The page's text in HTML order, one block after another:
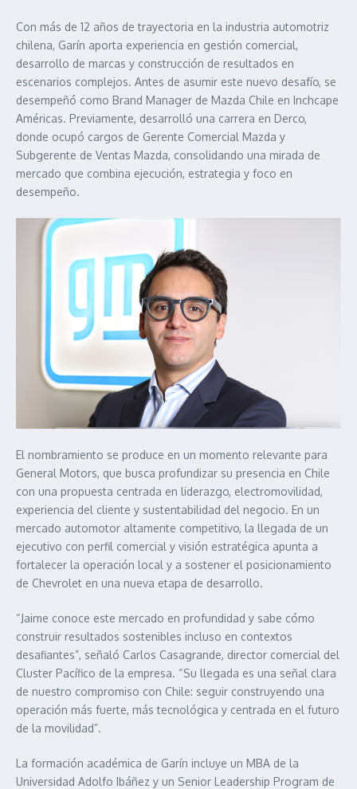
Con más de 12 años de trayectoria en la industria automotriz
chilena, Garín aporta experiencia en gestión comercial,
desarrollo de marcas y construcción de resultados en
escenarios complejos. Antes de asumir este nuevo desafío, se
desempeñó como Brand Manager de Mazda Chile en Inchcape
Américas. Previamente, desarrolló una carrera en Derco,
donde ocupó cargos de Gerente Comercial Mazda y
Subgerente de Ventas Mazda, consolidando una mirada de
mercado que combina ejecución, estrategia y foco en
desempeño.
El nombramiento se produce en un momento relevante para
General Motors, que busca profundizar su presencia en Chile
con una propuesta centrada en liderazgo, electromovilidad,
experiencia del cliente y sustentabilidad del negocio. En un
mercado automotor altamente competitivo, la llegada de un
ejecutivo con perfil comercial y visión estratégica apunta a
fortalecer la operación local y a sostener el posicionamiento
de Chevrolet en una nueva etapa de desarrollo.
“Jaime conoce este mercado en profundidad y sabe cómo
construir resultados sostenibles incluso en contextos
desafiantes”, señaló Carlos Casagrande, director comercial del
Cluster Pacífico de la empresa. “Su llegada es una señal clara
de nuestro compromiso con Chile: seguir construyendo una
operación más fuerte, más tecnológica y centrada en el futuro
de la movilidad”.
La formación académica de Garín incluye un MBA de la
Universidad Adolfo Ibáñez y un Senior Leadership Program de